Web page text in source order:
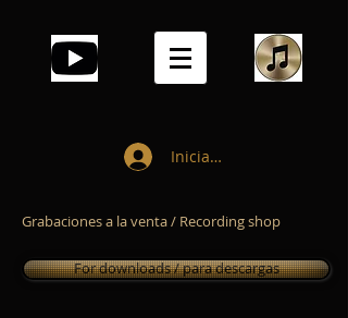
Iniciar sesión
Grabaciones a la venta / Recording shop
For downloads / para descargas